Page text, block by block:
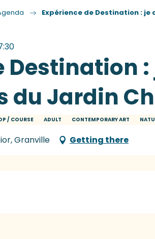
Expérience de Destination :
Destination
du Jardin
/ COURSE ADULT CONTEMPORARY ART
Granville Getting there